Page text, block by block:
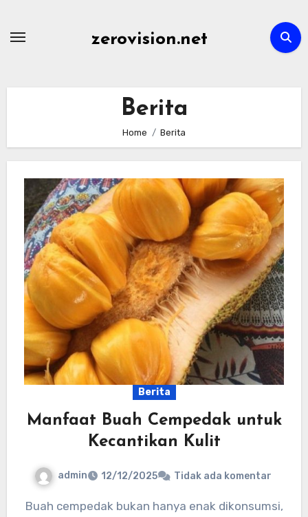
zerovision.net
Berita
Home Berita
Berita
Manfaat Buah Cempedak untuk
Kecantikan Kulit
admin 12/12/2025 Tidak ada komentar
Buah cempedak bukan hanya enak dikonsumsi,